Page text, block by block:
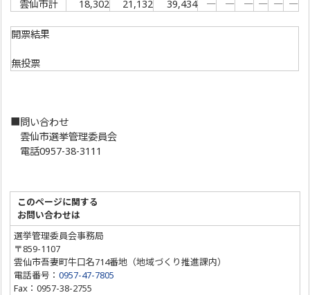
雲仙市計
18,302 21,132 39,434 ― ― ― ― ― ―
開票結果
無投票
■問い合わせ
雲仙市選挙管理委員会
電話0957-38-3111
このページに関する
お問い合わせは
選挙管理委員会事務局
〒859-1107
雲仙市吾妻町牛口名714番地（地域づくり推進課内）
電話番号：0957-47-7805
Fax：0957-38-2755